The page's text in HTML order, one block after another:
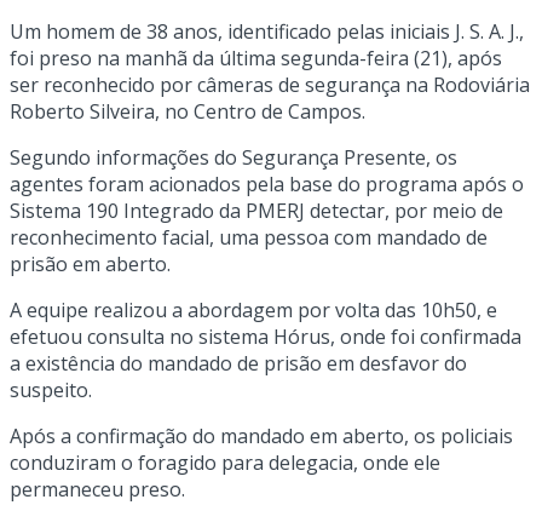
Um homem de 38 anos, identificado pelas iniciais J. S. A. J.,
foi preso na manhã da última segunda-feira (21), após
ser reconhecido por câmeras de segurança na Rodoviária
Roberto Silveira, no Centro de Campos.
Segundo informações do Segurança Presente, os
agentes foram acionados pela base do programa após o
Sistema 190 Integrado da PMERJ detectar, por meio de
reconhecimento facial, uma pessoa com mandado de
prisão em aberto.
A equipe realizou a abordagem por volta das 10h50, e
efetuou consulta no sistema Hórus, onde foi confirmada
a existência do mandado de prisão em desfavor do
suspeito.
Após a confirmação do mandado em aberto, os policiais
conduziram o foragido para delegacia, onde ele
permaneceu preso.